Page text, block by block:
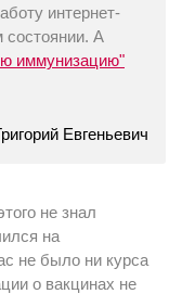
интернет-
состоянии. А
иммунизацию"
Евгеньевич
не знал
на
не было ни курса
о вакцинах не